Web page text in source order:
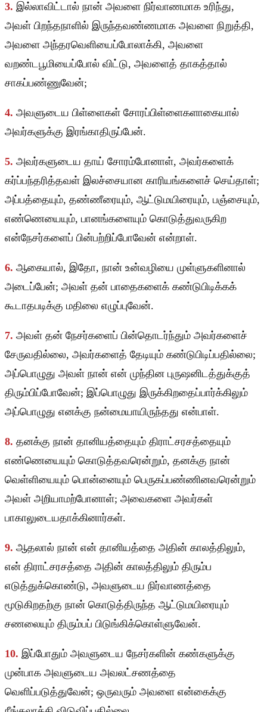
3. இல்லாவிட்டால் நான் அவளை நிர்வாணமாக உரிந்து,
அவள் பிறந்தநாளில் இருந்தவண்ணமாக அவளை நிறுத்தி,
அவளை அந்தரவெளியைப்போலாக்கி, அவளை
வறண்டபூமியைப்போல் விட்டு, அவளைத் தாகத்தால்
சாகப்பண்ணுவேன்;
4. அவளுடைய பிள்ளைகள் சோரப்பிள்ளைகளாகையால்
அவர்களுக்கு இரங்காதிருப்பேன்.
5. அவர்களுடைய தாய் சோரம்போனாள், அவர்களைக்
கர்ப்பந்தரித்தவள் இலச்சையான காரியங்களைச் செய்தாள்;
அப்பத்தையும், தண்ணீரையும், ஆட்டுமயிரையும், பஞ்சையும்,
எண்ணெயையும், பானங்களையும் கொடுத்துவருகிற
என்நேசர்களைப் பின்பற்றிப்போவேன் என்றாள்.
6. ஆகையால், இதோ, நான் உன்வழியை முள்ளுகளினால்
அடைப்பேன்; அவள் தன் பாதைகளைக் கண்டுபிடிக்கக்
கூடாதபடிக்கு மதிலை எழுப்புவேன்.
7. அவள் தன் நேசர்களைப் பின்தொடர்ந்தும் அவர்களைச்
சேருவதில்லை, அவர்களைத் தேடியும் கண்டுபிடிப்பதில்லை;
அப்பொழுது அவள் நான் என் முந்தின புருஷனிடத்துக்குத்
திரும்பிப்போவேன்; இப்பொழுது இருக்கிறதைப்பார்க்கிலும்
அப்பொழுது எனக்கு நன்மையாயிருந்தது என்பாள்.
8. தனக்கு நான் தானியத்தையும் திராட்சரசத்தையும்
எண்ணெயையும் கொடுத்தவரென்றும், தனக்கு நான்
வெள்ளியையும் பொன்னையும் பெருகப்பண்ணினவரென்றும்
அவள் அறியாமற்போனாள்; அவைகளை அவர்கள்
பாகாலுடையதாக்கினார்கள்.
9. ஆதலால் நான் என் தானியத்தை அதின் காலத்திலும்,
என் திராட்சரசத்தை அதின் காலத்திலும் திரும்ப
எடுத்துக்கொண்டு, அவளுடைய நிர்வாணத்தை
மூடுகிறதற்கு நான் கொடுத்திருந்த ஆட்டுமயிரையும்
சணலையும் திரும்பப் பிடுங்கிக்கொள்ளுவேன்.
10. இப்போதும் அவளுடைய நேசர்களின் கண்களுக்கு
முன்பாக அவளுடைய அவலட்சணத்தை
வெளிப்படுத்துவேன்; ஒருவரும் அவளை என்கைக்கு